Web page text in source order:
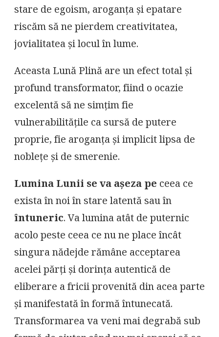
stare de egoism, aroganța și epatare
riscăm să ne pierdem creativitatea,
jovialitatea și locul în lume.
Aceasta Lună Plină are un efect total și
profund transformator, fiind o ocazie
excelentă să ne simțim fie
vulnerabilitățile ca sursă de putere
proprie, fie aroganța și implicit lipsa de
noblețe și de smerenie.
Lumina Lunii se va așeza pe ceea ce
exista în noi în stare latentă sau în
întuneric. Va lumina atât de puternic
acolo peste ceea ce nu ne place încât
singura nădejde rămâne acceptarea
acelei părți și dorința autentică de
eliberare a fricii provenită din acea parte
și manifestată în formă întunecată.
Transformarea va veni mai degrabă sub